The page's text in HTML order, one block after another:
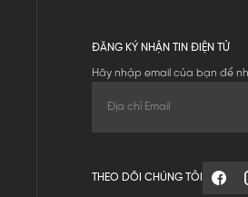
ĐĂNG KÝ NHẬN TIN ĐIỆN TỬ
Hãy nhập email của bạn để
THEO DÕI CHÚNG TÔI